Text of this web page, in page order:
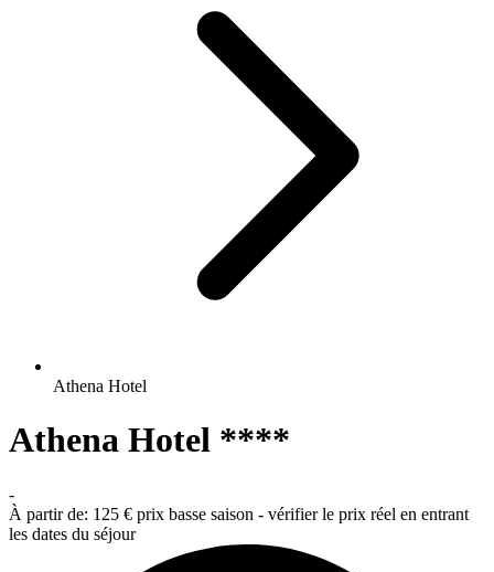
Athena Hotel
Athena Hotel ****
-
À partir de: 125 € prix basse saison - vérifier le prix réel en entrant
les dates du séjour